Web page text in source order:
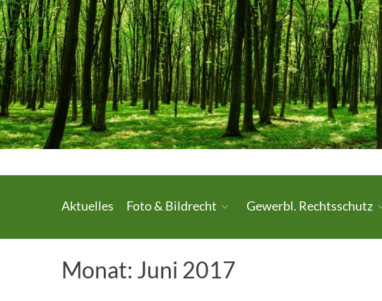
Skip
to
content
Urheberrecht.
Medienrecht.
gewerbl.
Aktuelles Foto & Bildrecht Gewerbl. Rechtsschutz
Monat: Juni 2017